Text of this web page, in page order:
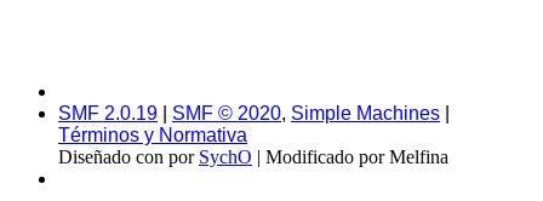
SMF 2.0.19 SMF © 2020, Simple Machines
Términos y Normativa
Diseñado con por SychO | Modificado por Melfina